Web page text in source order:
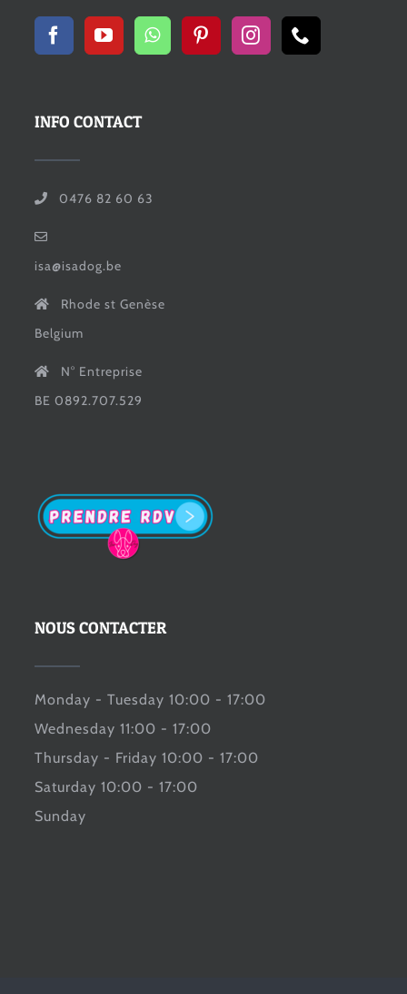
INFO CONTACT
0476 82 60 63
isa@isadog.be
Rhode st Genèse
Belgium
N° Entreprise
BE 0892.707.529
NOUS CONTACTER
Monday - Tuesday 10:00 - 17:00
Wednesday 11:00 - 17:00
Thursday - Friday 10:00 - 17:00
Saturday 10:00 - 17:00
Sunday